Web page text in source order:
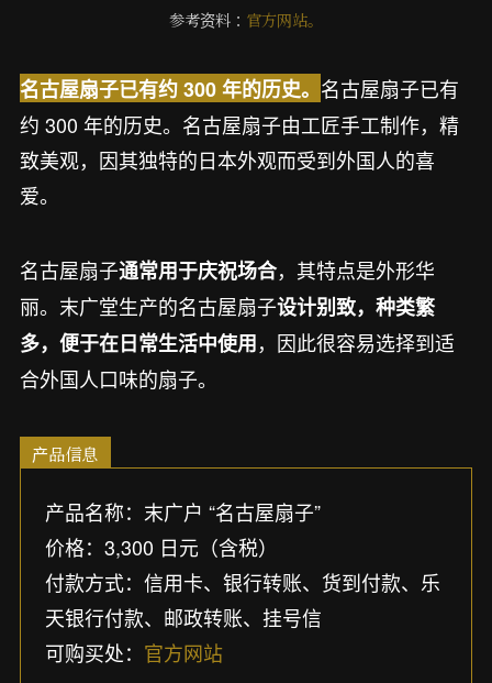
参考资料： 官方网站。
名古屋扇子已有约 300 年的历史。 名古屋扇子已有
约 300 年的历史。名古屋扇子由工匠手工制作，精
致美观，因其独特的日本外观而受到外国人的喜
爱。
名古屋扇子通常用于庆祝场合，其特点是外形华
丽。末广堂生产的名古屋扇子设计别致，种类繁
多，便于在日常生活中使用，因此很容易选择到适
合外国人口味的扇子。
产品信息
产品名称：末广户 “名古屋扇子”
价格：3,300 日元（含税）
付款方式：信用卡、银行转账、货到付款、乐
天银行付款、邮政转账、挂号信
可购买处： 官方网站